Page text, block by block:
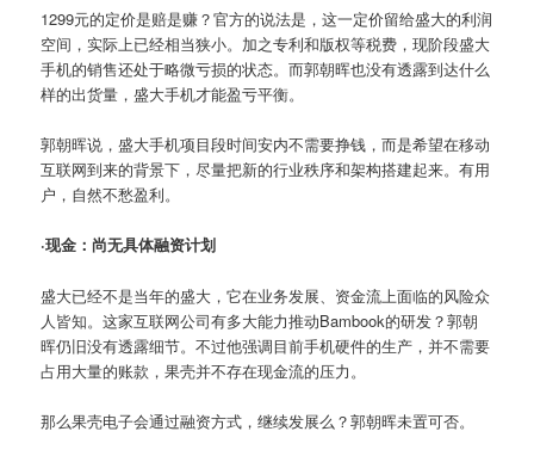
1299元的定价是赔是赚？官方的说法是，这一定价留给盛大的利润
空间，实际上已经相当狭小。加之专利和版权等税费，现阶段盛大
手机的销售还处于略微亏损的状态。而郭朝晖也没有透露到达什么
样的出货量，盛大手机才能盈亏平衡。
郭朝晖说，盛大手机项目段时间安内不需要挣钱，而是希望在移动
互联网到来的背景下，尽量把新的行业秩序和架构搭建起来。有用
户，自然不愁盈利。
·现金：尚无具体融资计划
盛大已经不是当年的盛大，它在业务发展、资金流上面临的风险众
人皆知。这家互联网公司有多大能力推动Bambook的研发？郭朝
晖仍旧没有透露细节。不过他强调目前手机硬件的生产，并不需要
占用大量的账款，果壳并不存在现金流的压力。
那么果壳电子会通过融资方式，继续发展么？郭朝晖未置可否。